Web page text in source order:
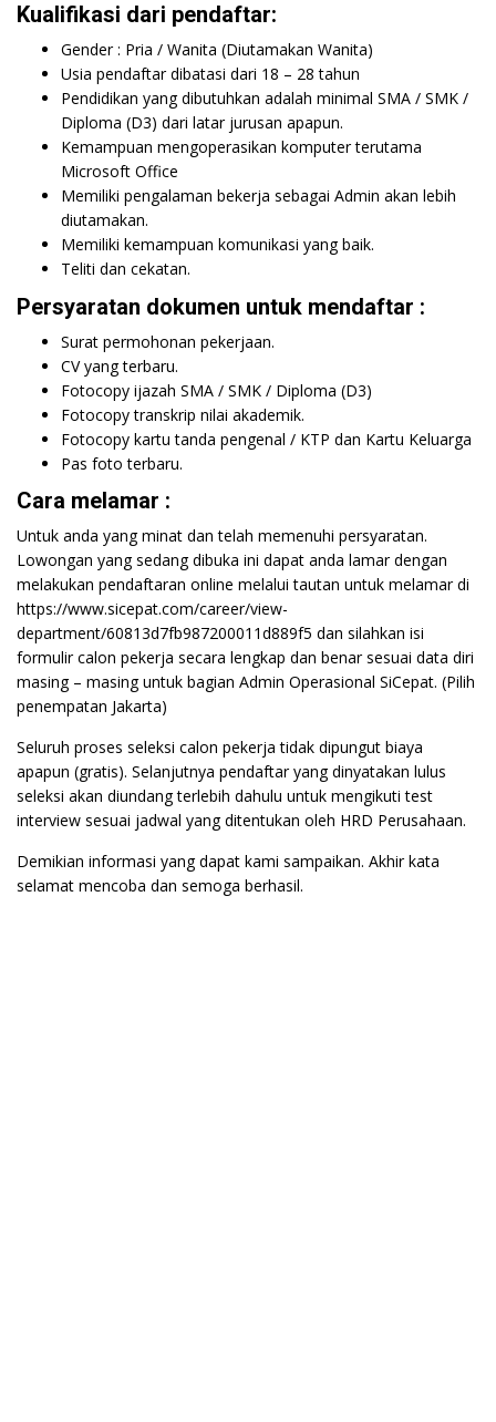
Kualifikasi dari pendaftar:
Gender : Pria / Wanita (Diutamakan Wanita)
Usia pendaftar dibatasi dari 18 – 28 tahun
Pendidikan yang dibutuhkan adalah minimal SMA / SMK /
Diploma (D3) dari latar jurusan apapun.
Kemampuan mengoperasikan komputer terutama
Microsoft Office
Memiliki pengalaman bekerja sebagai Admin akan lebih
diutamakan.
Memiliki kemampuan komunikasi yang baik.
Teliti dan cekatan.
Persyaratan dokumen untuk mendaftar :
Surat permohonan pekerjaan.
CV yang terbaru.
Fotocopy ijazah SMA / SMK / Diploma (D3)
Fotocopy transkrip nilai akademik.
Fotocopy kartu tanda pengenal / KTP dan Kartu Keluarga
Pas foto terbaru.
Cara melamar :
Untuk anda yang minat dan telah memenuhi persyaratan.
Lowongan yang sedang dibuka ini dapat anda lamar dengan
melakukan pendaftaran online melalui tautan untuk melamar di
https://www.sicepat.com/career/view-
department/60813d7fb987200011d889f5 dan silahkan isi
formulir calon pekerja secara lengkap dan benar sesuai data diri
masing – masing untuk bagian Admin Operasional SiCepat. (Pilih
penempatan Jakarta)
Seluruh proses seleksi calon pekerja tidak dipungut biaya
apapun (gratis). Selanjutnya pendaftar yang dinyatakan lulus
seleksi akan diundang terlebih dahulu untuk mengikuti test
interview sesuai jadwal yang ditentukan oleh HRD Perusahaan.
Demikian informasi yang dapat kami sampaikan. Akhir kata
selamat mencoba dan semoga berhasil.